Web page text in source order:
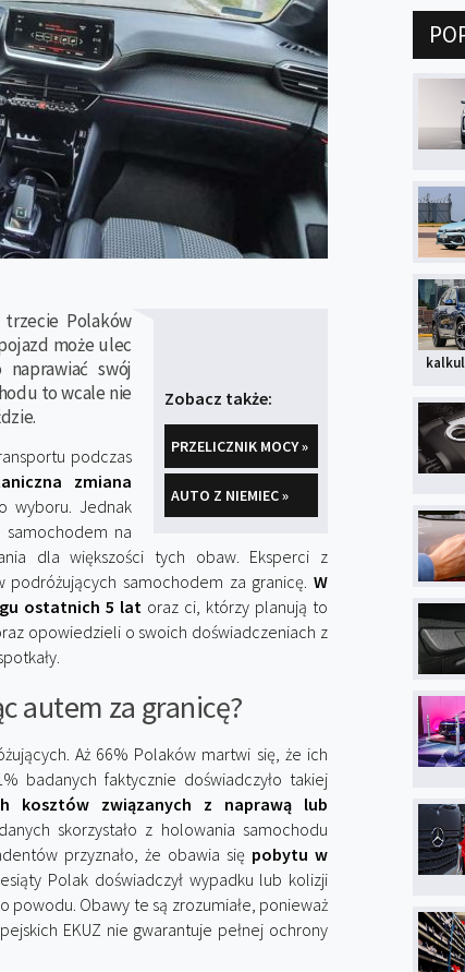
Zobacz także:
PRZELICZNIK MOCY »
AUTO Z NIEMIEC »
trzecie Polaków
może ulec
swój
to wcale nie
podczas
zmiana
wyboru. Jednak
samochodem na
dla większości tych obaw. Eksperci z
samochodem za granicę. W
ostatnich 5 lat oraz ci, którzy planują to
opowiedzieli o swoich doświadczeniach z
autem za granicę?
Aż 66% Polaków martwi się, że ich
badanych faktycznie doświadczyło takiej
kosztów związanych z naprawą lub
skorzystało z holowania samochodu
przyznało, że obawia się pobytu w
Polak doświadczył wypadku lub kolizji
powodu. Obawy te są zrozumiałe, ponieważ
EKUZ nie gwarantuje pełnej ochrony